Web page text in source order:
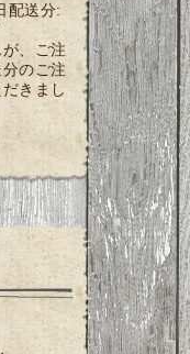
配送分:
、ご注
のご注
きまし